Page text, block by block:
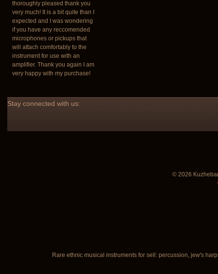
thoroughly pleased thank you
very much! It is a bit quite than I
expected and I was wondering
if you have any reccomended
microphones or pickups that
will attach comfortably to the
instrument for use with an
amplifier. Thank you again I am
very happy with my purchase!
Stay connected with us:
© 2026
Rare ethnic musical instruments for sell: percussion, jew's